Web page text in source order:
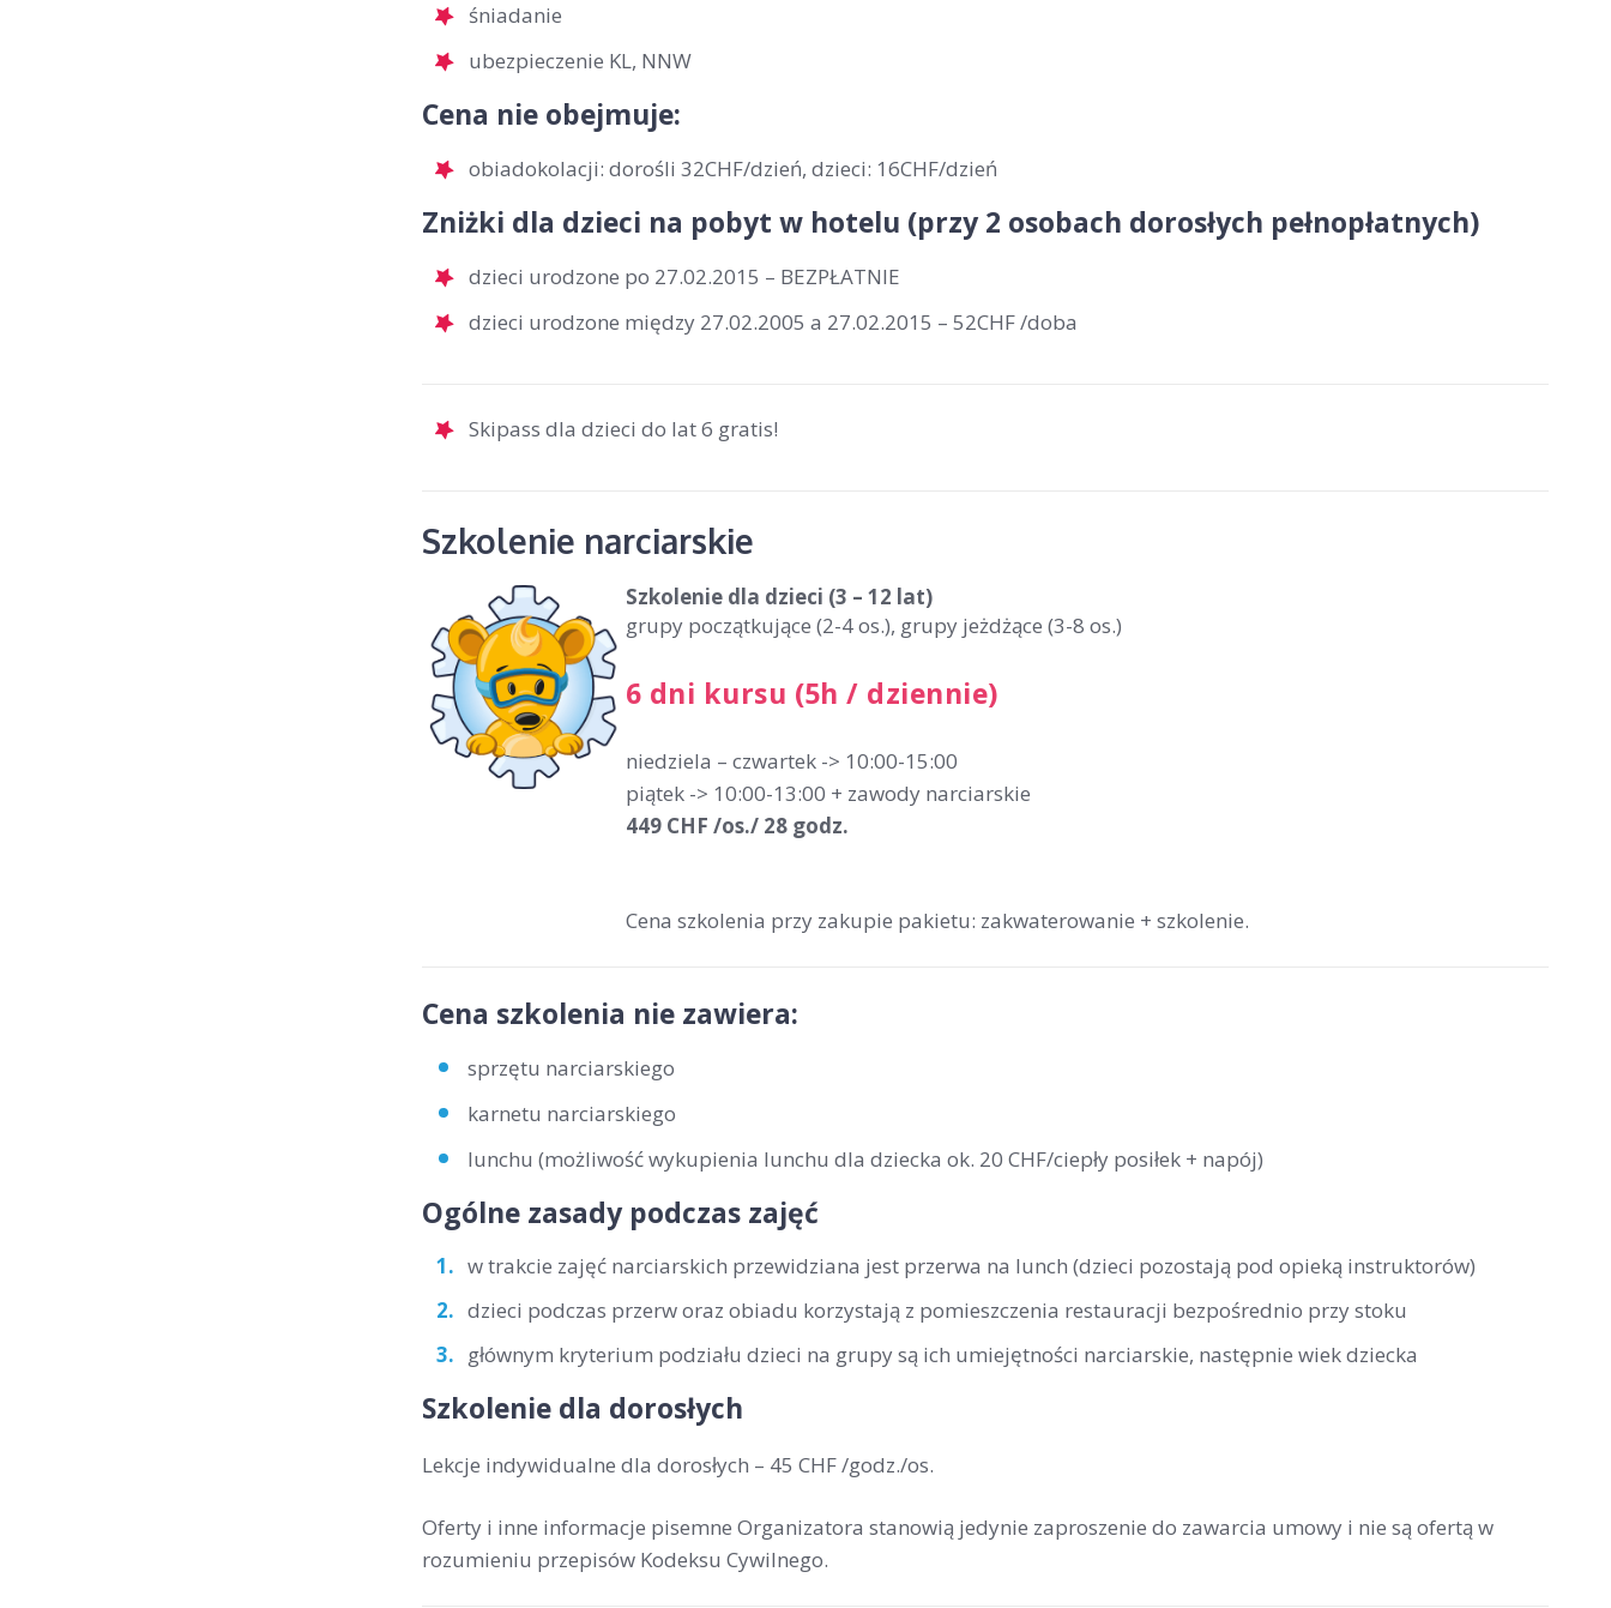
śniadanie
ubezpieczenie KL, NNW
Cena nie obejmuje:
obiadokolacji: dorośli 32CHF/dzień, dzieci: 16CHF/dzień
Zniżki dla dzieci na pobyt w hotelu (przy 2 osobach dorosłych pełnopłatnych)
dzieci urodzone po 27.02.2015 – BEZPŁATNIE
dzieci urodzone między 27.02.2005 a 27.02.2015 – 52CHF /doba
Skipass dla dzieci do lat 6 gratis!
Szkolenie narciarskie
Szkolenie dla dzieci (3 – 12 lat)
grupy początkujące (2-4 os.), grupy jeżdżące (3-8 os.)
6 dni kursu (5h / dziennie)
niedziela – czwartek -> 10:00-15:00
piątek -> 10:00-13:00 + zawody narciarskie
449 CHF /os./ 28 godz.
Cena szkolenia przy zakupie pakietu: zakwaterowanie + szkolenie.
Cena szkolenia nie zawiera:
sprzętu narciarskiego
karnetu narciarskiego
lunchu (możliwość wykupienia lunchu dla dziecka ok. 20 CHF/ciepły posiłek + napój)
Ogólne zasady podczas zajęć
w trakcie zajęć narciarskich przewidziana jest przerwa na lunch (dzieci pozostają pod opieką instruktorów)
dzieci podczas przerw oraz obiadu korzystają z pomieszczenia restauracji bezpośrednio przy stoku
głównym kryterium podziału dzieci na grupy są ich umiejętności narciarskie, następnie wiek dziecka
Szkolenie dla dorosłych
Lekcje indywidualne dla dorosłych – 45 CHF /godz./os.
Oferty i inne informacje pisemne Organizatora stanowią jedynie zaproszenie do zawarcia umowy i nie są ofertą w
rozumieniu przepisów Kodeksu Cywilnego.